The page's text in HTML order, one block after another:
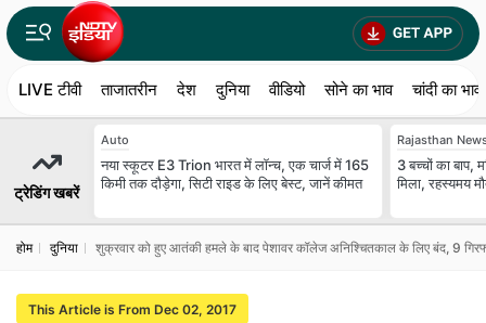
LIVE टीवी ताजातरीन देश दुनिया वीडियो सोने का भाव चांदी का भाव
ट्रेडिंग खबरें
Auto
नया स्कूटर E3 Trion भारत में लॉन्च, एक चार्ज में 165
किमी तक दौड़ेगा, सिटी राइड के लिए बेस्ट, जानें कीमत
Rajasthan
3 बच्चों का
मिला, रहस्यमय
होम दुनिया शुक्रवार को हुए आतंकी हमले के बाद पेशावर कॉलेज अनिश्चितकाल के लिए बंद, 9
This Article is From Dec 02, 2017